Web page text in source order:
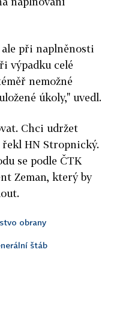
při naplněnosti
výpadku celé
nemožné
úkoly," uvedl.
Chci udržet
HN Stropnický.
se podle ČTK
Zeman, který by
obrany
štáb